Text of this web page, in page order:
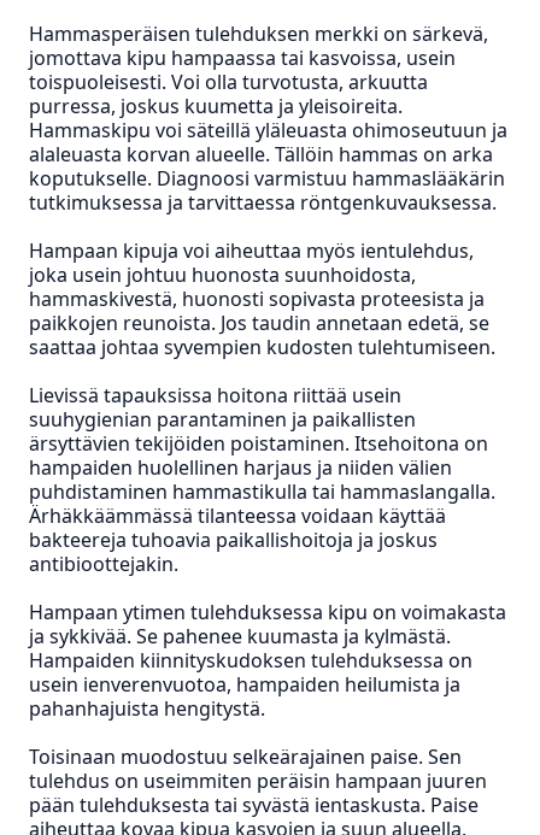
Hammasperäisen tulehduksen merkki on särkevä,
jomottava kipu hampaassa tai kasvoissa, usein
toispuoleisesti. Voi olla turvotusta, arkuutta
purressa, joskus kuumetta ja yleisoireita.
Hammaskipu voi säteillä yläleuasta ohimoseutuun ja
alaleuasta korvan alueelle. Tällöin hammas on arka
koputukselle. Diagnoosi varmistuu hammaslääkärin
tutkimuksessa ja tarvittaessa röntgenkuvauksessa.
Hampaan kipuja voi aiheuttaa myös ientulehdus,
joka usein johtuu huonosta suunhoidosta,
hammaskivestä, huonosti sopivasta proteesista ja
paikkojen reunoista. Jos taudin annetaan edetä, se
saattaa johtaa syvempien kudosten tulehtumiseen.
Lievissä tapauksissa hoitona riittää usein
suuhygienian parantaminen ja paikallisten
ärsyttävien tekijöiden poistaminen. Itsehoitona on
hampaiden huolellinen harjaus ja niiden välien
puhdistaminen hammastikulla tai hammaslangalla.
Ärhäkkäämmässä tilanteessa voidaan käyttää
bakteereja tuhoavia paikallishoitoja ja joskus
antibioottejakin.
Hampaan ytimen tulehduksessa kipu on voimakasta
ja sykkivää. Se pahenee kuumasta ja kylmästä.
Hampaiden kiinnityskudoksen tulehduksessa on
usein ienverenvuotoa, hampaiden heilumista ja
pahanhajuista hengitystä.
Toisinaan muodostuu selkeärajainen paise. Sen
tulehdus on useimmiten peräisin hampaan juuren
pään tulehduksesta tai syvästä ientaskusta. Paise
aiheuttaa kovaa kipua kasvojen ja suun alueella.